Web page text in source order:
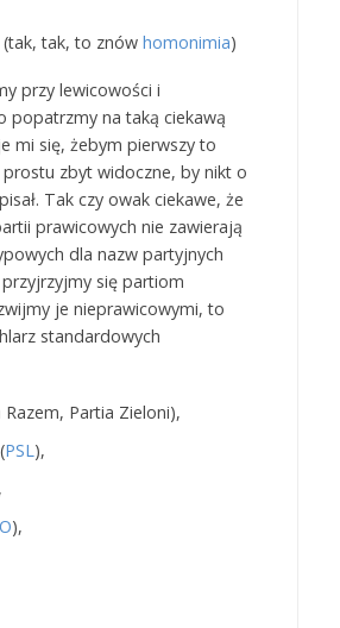
tak, to znów homonimia)
przy lewicowości i
popatrzmy na taką ciekawą
mi się, żebym pierwszy to
prostu zbyt widoczne, by nikt o
Tak czy owak ciekawe, że
prawicowych nie zawierają
dla nazw partyjnych
przyjrzyjmy się partiom
je nieprawicowymi, to
standardowych
Partia Zieloni),
PSL),
),